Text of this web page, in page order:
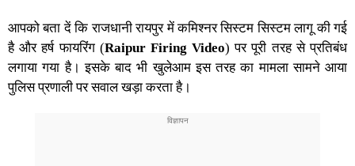
आपको बता दें कि राजधानी रायपुर में कमिश्नर सिस्टम सिस्टम लागू की गई
है औरहर्ष फायरिंग(Raipur Firing Video) पर पूरी तरह से प्रतिबंध
लगाया गया है। इसके बाद भी खुलेआम इस तरह का मामला सामने आया
पुलिस प्रणाली पर सवाल खड़ा करता है।